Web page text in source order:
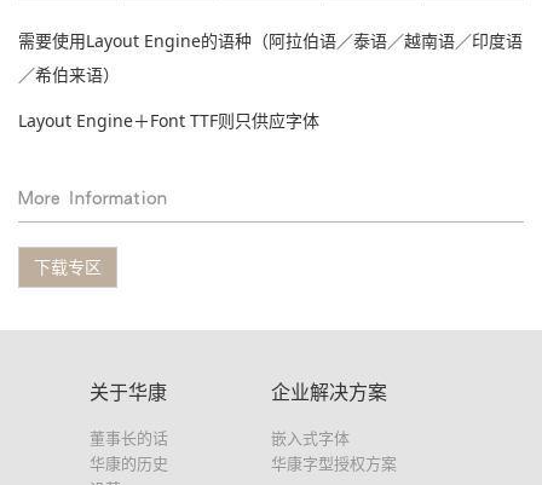
需要使用Layout Engine的语种（阿拉伯语／泰语／越南语／印度语
／希伯来语）
Layout Engine＋Font TTF则只供应字体
More Information
下载专区
关于华康
董事长的话
华康的历史
企业解决方案
嵌入式字体
华康字型授权方案